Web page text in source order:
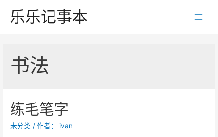
乐乐记事本
书法
练毛笔字
未分类 / 作者： ivan